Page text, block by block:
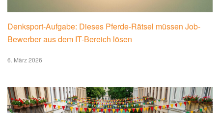
Denksport-Aufgabe: Dieses Pferde-Rätsel müssen Job-
Bewerber aus dem IT-Bereich lösen
6. März 2026